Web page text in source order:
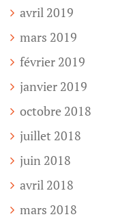
avril 2019
mars 2019
février 2019
janvier 2019
octobre 2018
juillet 2018
juin 2018
avril 2018
mars 2018